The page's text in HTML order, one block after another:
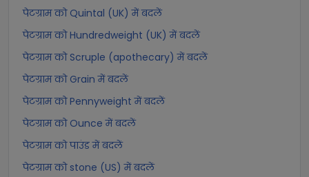
पेटग्राम को Quintal (UK) में बदलें
पेटग्राम को Hundredweight (UK) में बदलें
पेटग्राम को Scruple (apothecary) में बदलें
पेटग्राम को Grain में बदलें
पेटग्राम को Pennyweight में बदलें
पेटग्राम को Ounce में बदलें
पेटग्राम को पाउंड में बदलें
पेटग्राम को stone (US) में बदलें